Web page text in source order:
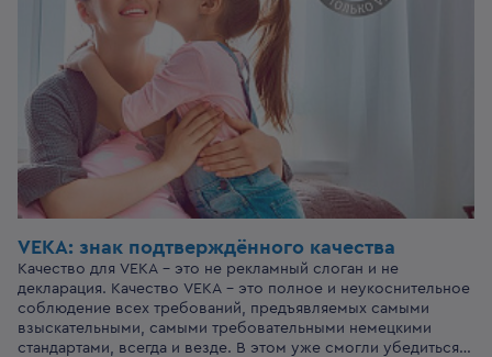
VEKA: знак подтверждённого качества
Качество для VEKA – это не рекламный слоган и не
декларация. Качество VEKA – это полное и неукоснительное
соблюдение всех требований, предъявляемых самыми
взыскательными, самыми требовательными немецкими
стандартами, всегда и везде. В этом уже смогли убедиться